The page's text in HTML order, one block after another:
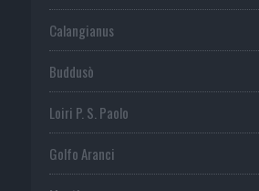
Calangianus
Buddusò
Loiri P. S. Paolo
Golfo Aranci